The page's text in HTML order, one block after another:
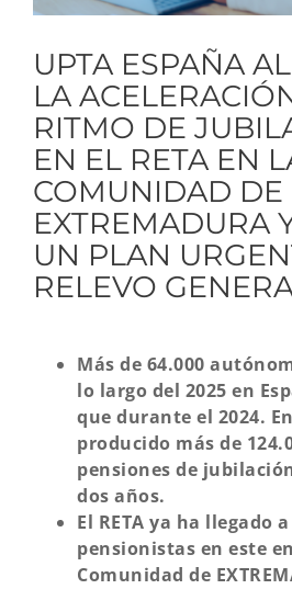
UPTA ESPAÑA
LA
RITMO DE
EN EL RETA EN
COMUNIDAD DE
EXTREMADURA
UN PLAN
RELEVO
Más de 64.000
lo largo del 2025 en
que durante el 2024.
producido más de
pensiones de
dos años.
El RETA ya ha llegado
pensionistas en este
Comunidad de